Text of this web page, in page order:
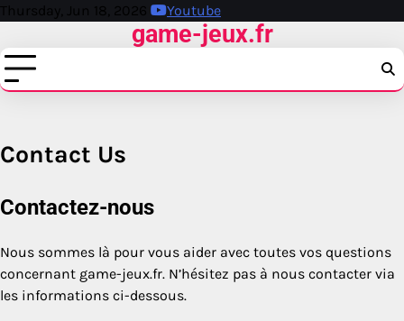
Skip
content
Thursday, Jun 18, 2026 Youtube
game-jeux.fr
Contact Us
Contactez-nous
Nous sommes là pour vous aider avec toutes vos questions
concernant game-jeux.fr. N’hésitez pas à nous contacter via
les informations ci-dessous.